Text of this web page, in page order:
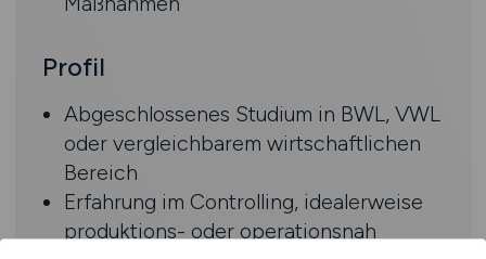
Profil
Abgeschlossenes Studium in BWL, VWL
oder vergleichbarem wirtschaftlichen
Bereich
Erfahrung im Controlling, idealerweise
produktions- oder operationsnah